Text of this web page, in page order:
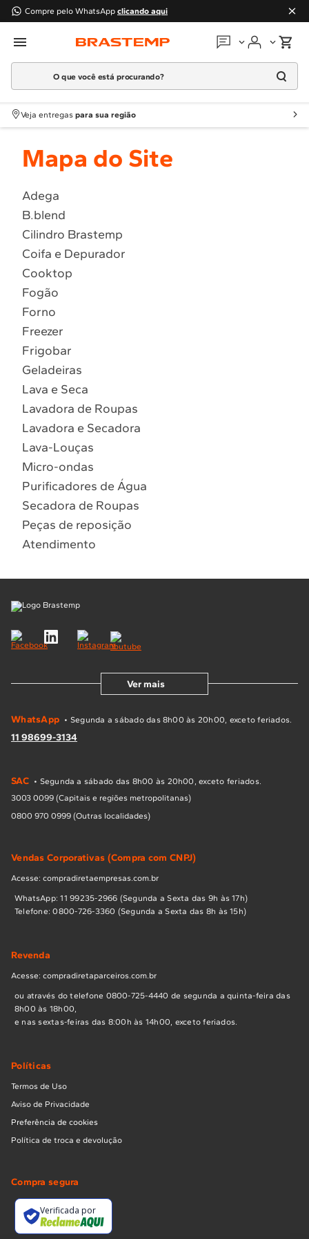
Compre pelo WhatsApp clicando aqui
Em que podemos
Atendimento Brastemp
Localizar assistência técnica
O que você está procurando?
Termos mais buscados
1º Geladeira
2
Fogao
4 º Lava Louça
5 º Cooktop
6º Microondas Brastemp
7º Forno
8º Embutir
9º Lava Seca
Veja entregas para sua região
Mapa do Site
Adega
B.blend
Cilindro Brastemp
Coifa e Depurador
Cooktop
Fogão
Forno
Freezer
Frigobar
Geladeiras
Lava e Seca
Lavadora de Roupas
Lavadora e Secadora
Lava-Louças
Micro-ondas
Purificadores de Água
Secadora de Roupas
Peças de reposição
Atendimento
Ver mais
WhatsApp • Segunda a sábado das 8h00 às 20h00, exceto feriados.
11 98699-3134
SAC • Segunda a sábado das 8h00 às 20h00, exceto feriados.
3003 0099 (Capitais e regiões metropolitanas)
0800 970 0999 (Outras localidades)
Vendas Corporativas (Compra com CNPJ)
Acesse: compradiretaempresas.com.br
WhatsApp: 11 99235-2966 (Segunda a Sexta das 9h às 17h)
Telefone: 0800-726-3360 (Segunda a Sexta das 8h às 15h)
Revenda
Acesse: compradiretaparceiros.com.br
ou através do telefone 0800-725-4440 de segunda a quinta-feira das
8h00 às 18h00,
e nas sextas-feiras das 8:00h às 14h00, exceto feriados.
Políticas
Termos de Uso
Aviso de Privacidade
Preferência de cookies
Política de troca e devolução
Compra segura
Verificada por